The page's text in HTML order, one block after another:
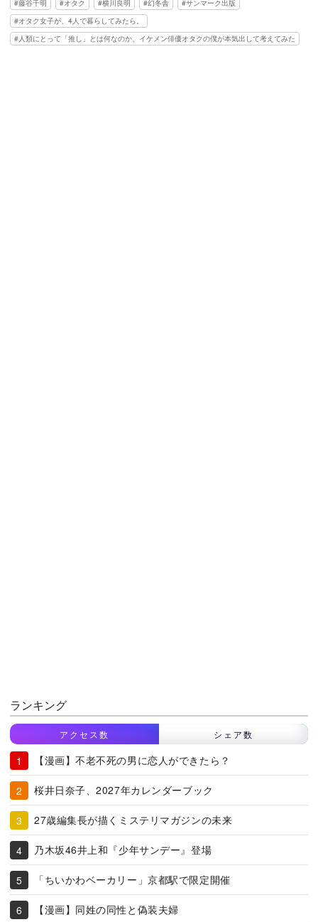
藤谷千明 オタク 横川良明 幻冬舎
サンマーク出版
オタク女子が、4人で暮らしてみたら。
人類にとって「推し」とは何なのか、イケメン俳優オタクの僕が本気出して考えてみた
ランキング
アクセス数 シェア数
【漫画】不老不死の男に恋人ができたら？
桜井日奈子、2027年カレンダーブック
27歳編集長が描くミステリマガジンの未来
乃木坂46井上和『少年サンデー』登場
「ちいかわベーカリー」京都駅で限定開催
【漫画】同姓の同性と偽装夫婦